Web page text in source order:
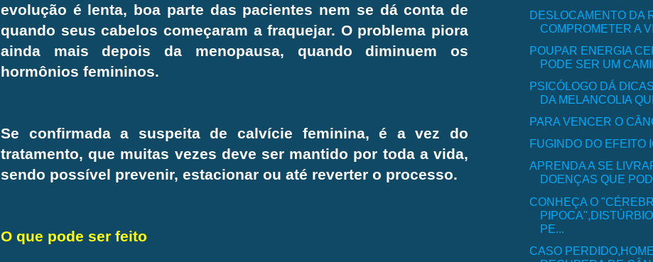
evolução é lenta, boa parte das pacientes nem se dá conta de
quando seus cabelos começaram a fraquejar. O problema piora
ainda mais depois da menopausa, quando diminuem os
hormônios femininos.
Se confirmada a suspeita de calvície feminina, é a vez do
tratamento, que muitas vezes deve ser mantido por toda a vida,
sendo possível prevenir, estacionar ou até reverter o processo.
O que pode ser feito
DESLOCAMENTO DA
COMPROMETER A
POUPAR ENERGIA
PODE SER UM
PSICÓLOGO DÁ
DA MELANCOLIA
PARA VENCER O
FUGINDO DO EFEITO
APRENDA A SE
DOENÇAS QUE
CONHEÇA O
PE...
CASO